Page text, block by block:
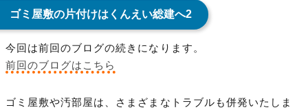
ゴミ屋敷の片付けはくんえい総建へ2
今回は前回のブログの続きになります。
前回のブログはこちら
ゴミ屋敷や汚部屋は、さまざまなトラブルも併発いたしま